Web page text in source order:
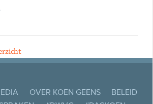
OVER KOEN GEENS
BELEID